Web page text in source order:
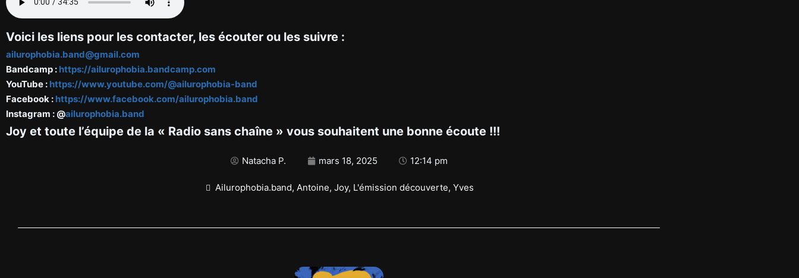
Voici les liens pour les contacter, les écouter ou les suivre :
ailurophobia.band@gmail.com
Bandcamp : https://ailurophobia.bandcamp.com
YouTube : https://www.youtube.com/@ailurophobia-band
Facebook : https://www.facebook.com/ailurophobia.band
Instagram : @ailurophobia.band
Joy et toute l’équipe de la « Radio sans chaîne » vous souhaitent une bonne écoute !!!
Natacha P. mars 18, 2025 12:14 pm
Ailurophobia.band, Antoine, Joy, L'émission découverte, Yves